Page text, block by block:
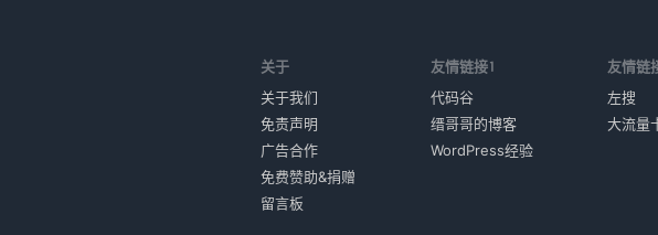
关于
关于我们
免责声明
广告合作
免费赞助&捐赠
留言板
友情链接1
代码谷
缙哥哥的博客
WordPress经验
友情链
左搜
大流量